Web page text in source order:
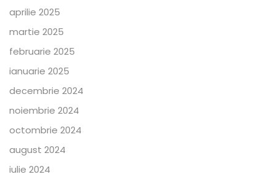
aprilie 2025
martie 2025
februarie 2025
ianuarie 2025
decembrie 2024
noiembrie 2024
octombrie 2024
august 2024
iulie 2024